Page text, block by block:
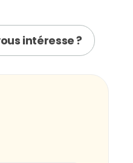
intéresse ?